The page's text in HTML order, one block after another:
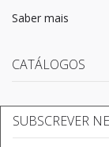
Saber mais
CATÁLOGOS
SUBSCREVER